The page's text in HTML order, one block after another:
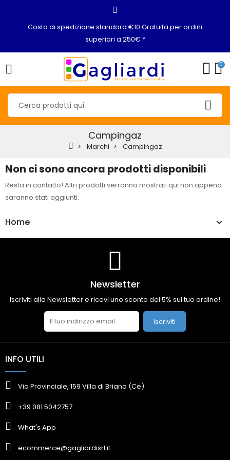
Costo di spedizione standard €10 Gratuita per ordini
superiori a 250€ *
0
Campingaz
Marchi Campingaz
Home
Non ci sono ancora prodotti disponibili
Resta in contatto! Altri prodotti verranno mostrati qui non appena
saranno stati aggiunti.
Newsletter
Iscriviti alla Newsletter e ricevi uno sconto del 5% sul tuo ordine!
Iscriviti
INFO UTILI
Via Provinciale, 159 Villa di Briano (Ce)
+39 081 5042757
What's App
ecommerce@gagliardisrl.it